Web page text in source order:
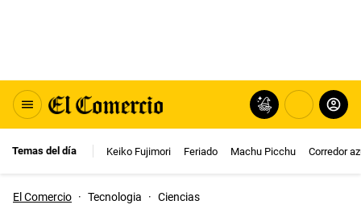
Temas del día Keiko Fujimori Feriado Machu Picchu Corredor
El Comercio · Tecnologia · Ciencias